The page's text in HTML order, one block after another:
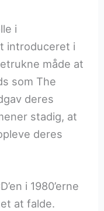
i
introduceret i
måde at
som The
deres
stadig, at
deres
i 1980’erne
at falde.